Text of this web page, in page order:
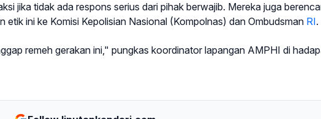
jika tidak ada respons serius dari pihak berwajib. Mereka juga
etik ini ke Komisi Kepolisian Nasional (Kompolnas) dan Ombudsman RI.
remeh gerakan ini," pungkas koordinator lapangan AMPHI di